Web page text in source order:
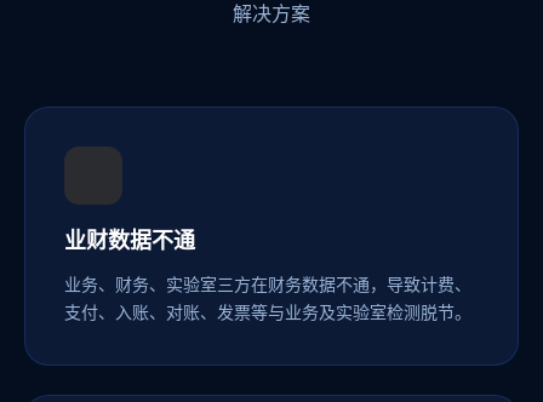
解决方案
业财数据不通
业务、财务、实验室三方在财务数据不通，导致计费、
支付、入账、对账、发票等与业务及实验室检测脱节。